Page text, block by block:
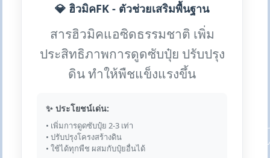
💎 ฮิวมิคFK - ตัวช่วยเสริมพื้นฐาน
สารฮิวมิคแอซิดธรรมชาติ เพิ่ม
ประสิทธิภาพการดูดซับปุ๋ย ปรับปรุง
ดิน ทำให้พืชแข็งแรงขึ้น
✨ ประโยชน์เด่น:
• เพิ่มการดูดซับปุ๋ย 2-3 เท่า
• ปรับปรุงโครงสร้างดิน
• ใช้ได้ทุกพืช ผสมกับปุ๋ยอื่นได้